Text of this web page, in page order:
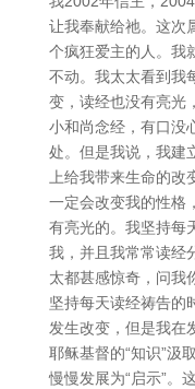
让我奉献给祂。这次
个疯狂爱主的人。我
不动。我太太看到我
变，读经也没有亮光
小和尚念经，有口没
处。但是我说，我建
上给我带来生命的改
一定会改变我的性格
有亮光的。我坚持每
我，并且我常常读经
太都甚感惊奇，问我
坚持每天读经祷告的
发生改变，但是我在
耶稣基督的“知识”汲
慢慢发展为“启示”。